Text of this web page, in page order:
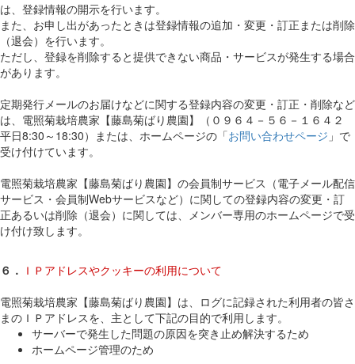
は、登録情報の開示を行います。
また、お申し出があったときは登録情報の追加・変更・訂正または削除
（退会）を行います。
ただし、登録を削除すると提供できない商品・サービスが発生する場合
があります。
定期発行メールのお届けなどに関する登録内容の変更・訂正・削除など
は、電照菊栽培農家【藤島菊ばり農園】（０９６４－５６－１６４２
平日8:30～18:30）または、ホームページの「お問い合わせページ 」で
受け付けています。
電照菊栽培農家【藤島菊ばり農園】の会員制サービス（電子メール配信
サービス・会員制Webサービスなど）に関しての登録内容の変更・訂
正あるいは削除（退会）に関しては、メンバー専用のホームページで受
け付け致します。
６． ＩＰアドレスやクッキーの利用について
電照菊栽培農家【藤島菊ばり農園】は、ログに記録された利用者の皆さ
まのＩＰアドレスを、主として下記の目的で利用します。
サーバーで発生した問題の原因を突き止め解決するため
ホームページ管理のため